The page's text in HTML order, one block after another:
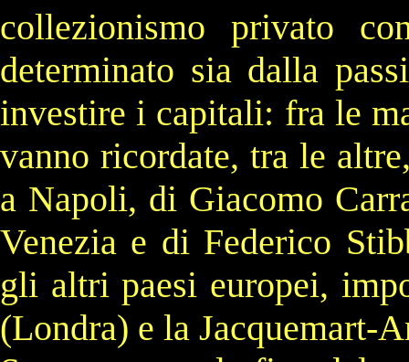
collezionismo privato
determinato sia dalla
investire i capitali: fra le
vanno ricordate, tra le
a Napoli, di Giacomo
Venezia e di Federico
gli altri paesi europei,
(Londra) e la Jacquemart-